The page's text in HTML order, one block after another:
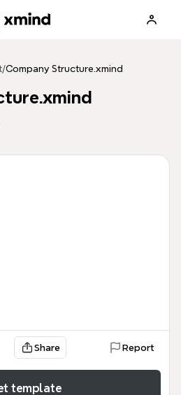
/Company Structure.xmind
Share Report
template